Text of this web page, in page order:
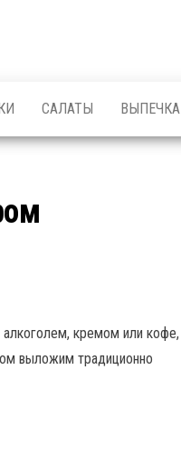
САЛАТЫ ВЫПЕЧКА
алкоголем, кремом или кофе,
выложим традиционно